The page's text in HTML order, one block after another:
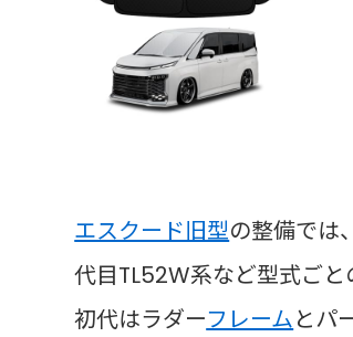
エスクード旧型の整備では
代目TL52W系など型式ごと
初代はラダーフレームとパ